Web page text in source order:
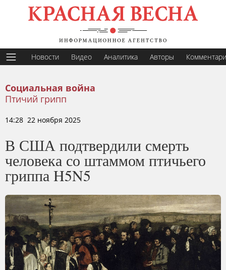
Новости Видео Аналитика Авторы
Социальная война
Птичий грипп
14:28 22 ноября 2025
В США подтвердили смерть
человека со штаммом птичьего
гриппа H5N5